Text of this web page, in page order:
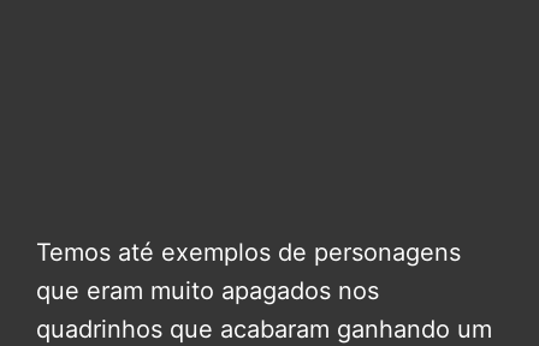
Temos até exemplos de personagens
que eram muito apagados nos
quadrinhos que acabaram ganhando um